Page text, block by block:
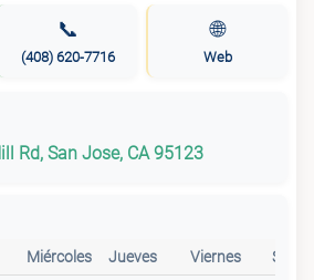
📞
(408) 620-7716
🌐
Web
Rd, San Jose, CA 95123
Miércoles Jueves Viernes